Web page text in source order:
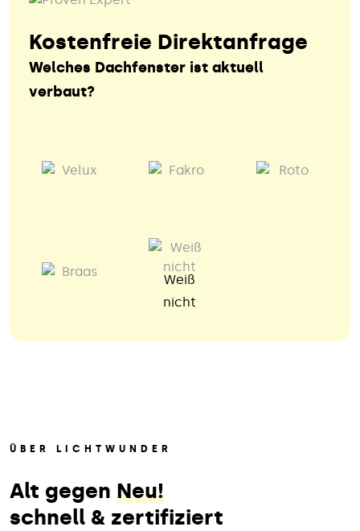
Kostenfreie Direktanfrage
Welches Dachfenster ist aktuell
verbaut?
Weiß
nicht
ÜBER LICHTWUNDER
Alt gegen Neu!
schnell & zertifiziert